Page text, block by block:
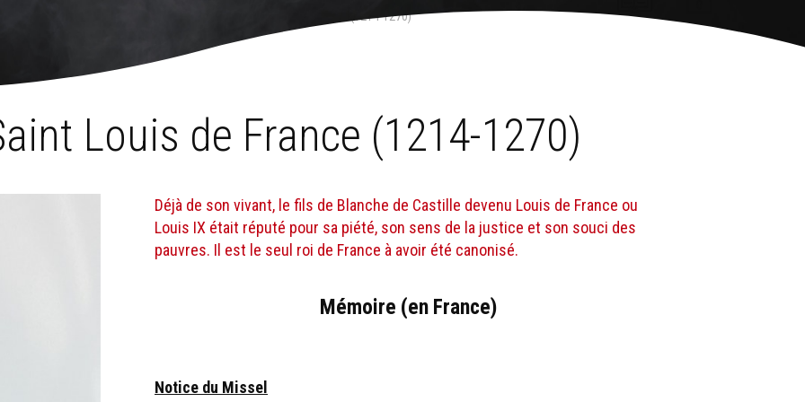
25 août : Saint Louis de France (1214-1270)
Louis de France (1214-1270)
Déjà de son vivant, le fils de Blanche de Castille devenu Louis de France ou
Louis IX était réputé pour sa piété, son sens de la justice et son souci des
pauvres. Il est le seul roi de France à avoir été canonisé.
Mémoire (en France)
Notice du Missel